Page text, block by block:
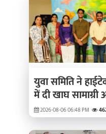
युवा समिति ने
में दी खाघ सामाग्री
2026-08-06 06:48 PM